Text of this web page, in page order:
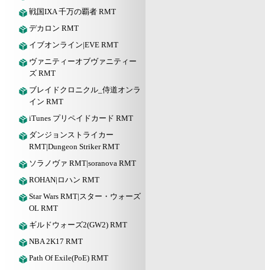
戦国IXA 千万の覇者 RMT
デカロン RMT
イブオンライン|EVE RMT
ヴァニティーオブヴァニティー
ズ RMT
ブレイドクロニクル_侍道オンラ
イン RMT
iTunes プリペイドカード RMT
ダンジョンストライカー
RMT|Dungeon Striker RMT
ソラノヴァ RMT|soranova RMT
ROHAN|ロハン RMT
Star Wars RMT|スター・ウォーズ
OL RMT
ギルドウォーズ2(GW2) RMT
NBA 2K17 RMT
Path Of Exile(PoE) RMT